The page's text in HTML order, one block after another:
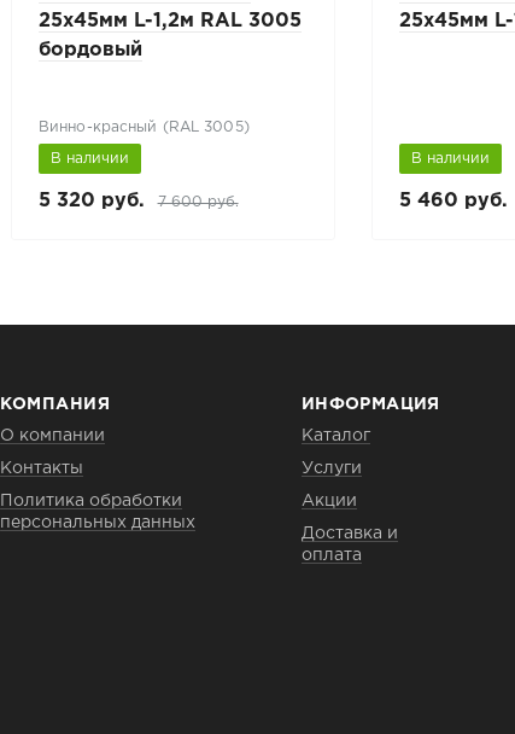
25x45мм L-1,2м RAL 3005
бордовый
Винно-красный (RAL 3005)
В наличии
5 320 руб. 7 600 руб.
25x45мм L-
В наличии
5 460 руб.
КОМПАНИЯ
О компании
Контакты
Политика обработки
персональных данных
ИНФОРМАЦИЯ
Каталог
Услуги
Акции
Доставка и
оплата